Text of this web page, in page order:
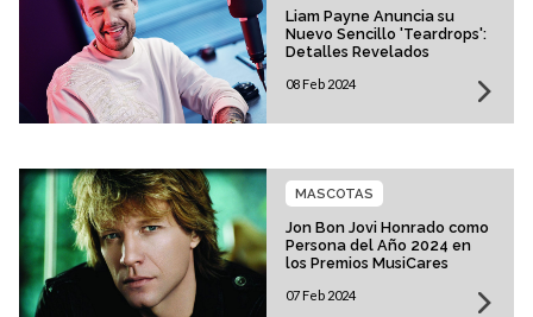
Liam Payne Anuncia su
Nuevo Sencillo 'Teardrops':
Detalles Revelados
08 Feb 2024
Jon Bon Jovi Honrado como
Persona del Año 2024 en
los Premios MusiCares
MASCOTAS
07 Feb 2024